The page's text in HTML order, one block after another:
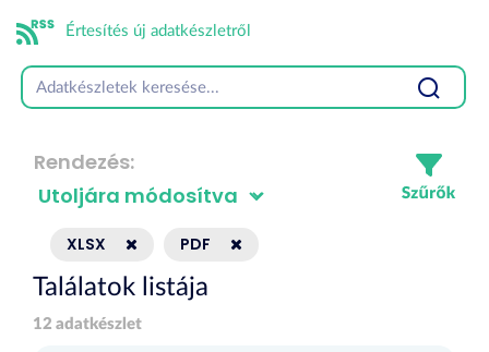
Értesítés új adatkészletről
Rendezés
XLSX PDF
Találatok listája
12 adatkészlet